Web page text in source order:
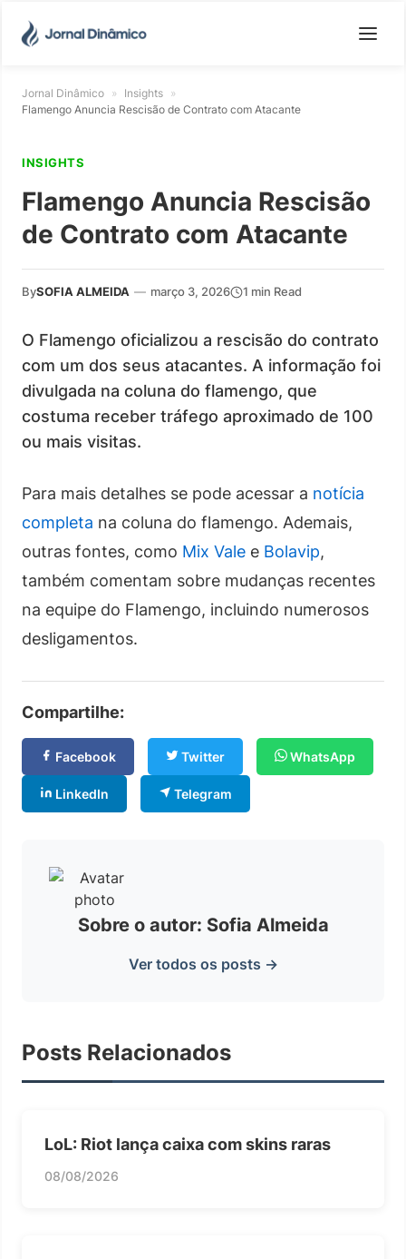
Jornal Dinâmico » Insights »
Flamengo Anuncia Rescisão de Contrato com Atacante
INSIGHTS
Flamengo Anuncia Rescisão
de Contrato com Atacante
BySOFIA ALMEIDA — março 3, 2026 1 min Read
O Flamengo oficializou a rescisão do contrato
com um dos seus atacantes. A informação foi
divulgada na coluna do flamengo, que
costuma receber tráfego aproximado de 100
ou mais visitas.
Para mais detalhes se pode acessar a notícia
completa na coluna do flamengo. Ademais,
outras fontes, como Mix Vale e Bolavip,
também comentam sobre mudanças recentes
na equipe do Flamengo, incluindo numerosos
desligamentos.
Compartilhe:
Facebook Twitter WhatsApp
LinkedIn Telegram
Sobre o autor: Sofia Almeida
Ver todos os posts →
Posts Relacionados
LoL: Riot lança caixa com skins raras
08/08/2026